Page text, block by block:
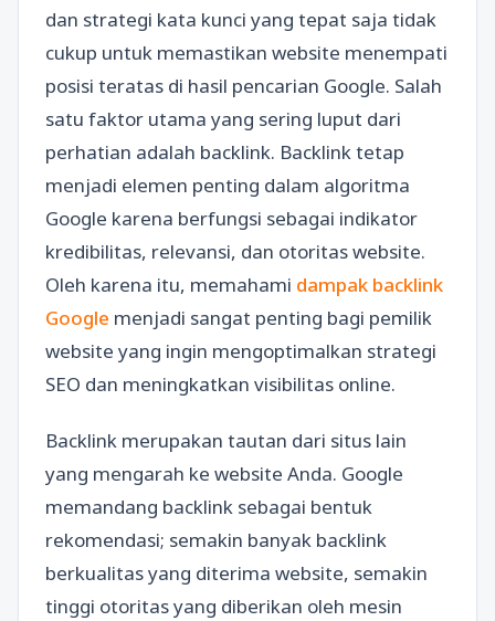
dan strategi kata kunci yang tepat saja tidak
cukup untuk memastikan website menempati
posisi teratas di hasil pencarian Google. Salah
satu faktor utama yang sering luput dari
perhatian adalah backlink. Backlink tetap
menjadi elemen penting dalam algoritma
Google karena berfungsi sebagai indikator
kredibilitas, relevansi, dan otoritas website.
Oleh karena itu, memahami dampak backlink
Google menjadi sangat penting bagi pemilik
website yang ingin mengoptimalkan strategi
SEO dan meningkatkan visibilitas online.
Backlink merupakan tautan dari situs lain
yang mengarah ke website Anda. Google
memandang backlink sebagai bentuk
rekomendasi; semakin banyak backlink
berkualitas yang diterima website, semakin
tinggi otoritas yang diberikan oleh mesin